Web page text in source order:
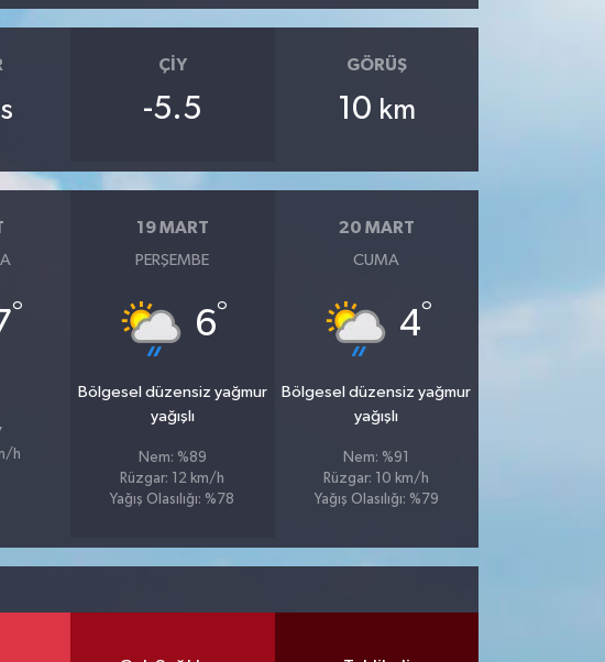
ÇIY
-5.5
GÖRÜŞ
10 km
°
h
19 MART
PERŞEMBE
6°
Bölgesel düzensiz yağmur
yağışlı
Nem: %89
Rüzgar: 12 km/h
Yağış Olasılığı: %78
20 MART
CUMA
4°
Bölgesel düzensiz yağmur
yağışlı
Nem: %91
Rüzgar: 10 km/h
Yağış Olasılığı: %79